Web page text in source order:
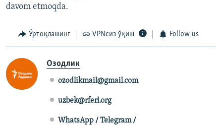
davom etmoqda.
Ўртоқлашинг VPNсиз ўқиш Follow us
Озодлик
ozodlikmail@gmail.com
uzbek@rferl.org
WhatsApp / Telegram /